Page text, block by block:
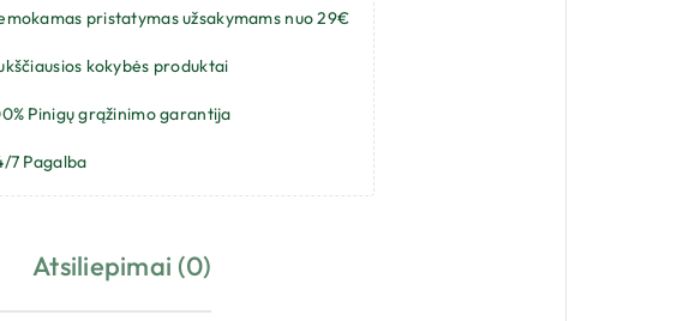
pristatymas užsakymams nuo 29€
kokybės produktai
Pinigų grąžinimo garantija
7 Pagalba
Atsiliepimai (0)